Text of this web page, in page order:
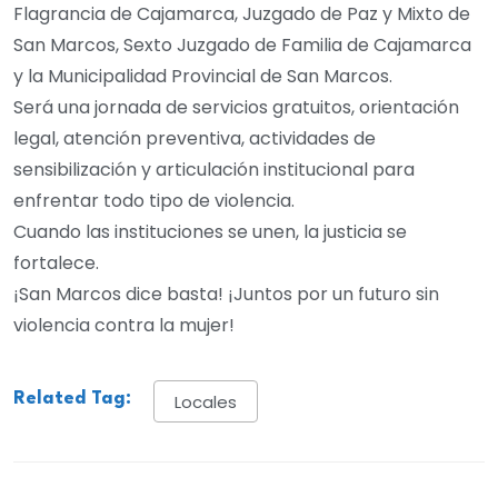
Flagrancia de Cajamarca, Juzgado de Paz y Mixto de
San Marcos, Sexto Juzgado de Familia de Cajamarca
y la Municipalidad Provincial de San Marcos.
Será una jornada de servicios gratuitos, orientación
legal, atención preventiva, actividades de
sensibilización y articulación institucional para
enfrentar todo tipo de violencia.
Cuando las instituciones se unen, la justicia se
fortalece.
¡San Marcos dice basta! ¡Juntos por un futuro sin
violencia contra la mujer!
Related Tag: Locales